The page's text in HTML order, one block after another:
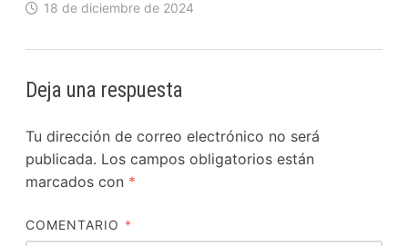
18 de diciembre de 2024
Deja una respuesta
Tu dirección de correo electrónico no será
publicada. Los campos obligatorios están
marcados con *
COMENTARIO *